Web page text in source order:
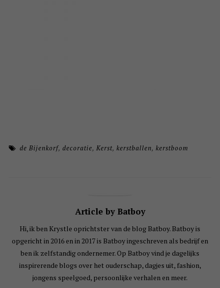
de Bijenkorf,decoratie,Kerst,kerstballen,kerstboom
Article by Batboy
Hi, ik ben Krystle oprichtster van de blog Batboy. Batboy is
opgericht in 2016 en in 2017 is Batboy ingeschreven als bedrijf en
ben ik zelfstandig ondernemer. Op Batboy vind je dagelijks
inspirerende blogs over het ouderschap, dagjes uit, fashion,
jongens speelgoed, persoonlijke verhalen en meer.